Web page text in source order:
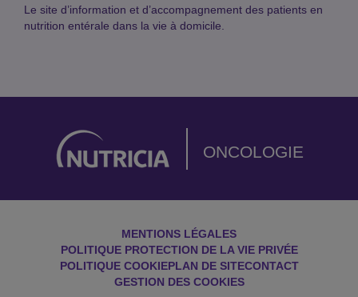
Le site d’information et d’accompagnement des patients en
nutrition entérale dans la vie à domicile.
ONCOLOGIE
MENTIONS LÉGALES
POLITIQUE PROTECTION DE LA VIE PRIVÉE
POLITIQUE COOKIEPLAN DE SITECONTACT
GESTION DES COOKIES